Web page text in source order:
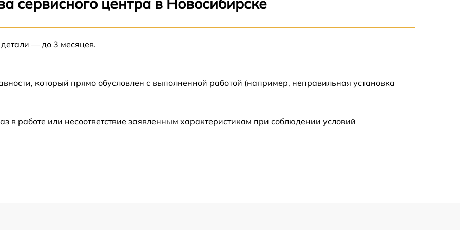
— до 3 месяцев.
который прямо обусловлен с выполненной работой (например, неправильная установка
в работе или несоответствие заявленным характеристикам при соблюдении условий